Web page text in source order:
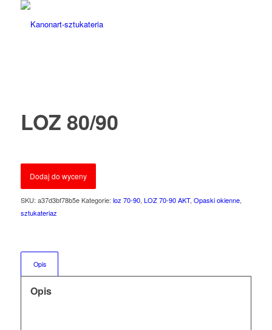
LOZ 80/90
Dodaj do wyceny
SKU: a37d3bf78b5e Kategorie: loz 70-90, LOZ 70-90 AKT, Opaski okienne,
sztukateriaz
Opis
Opis